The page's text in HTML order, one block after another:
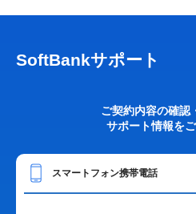
SoftBankサポート
ご契約内容の確認
サポート情報を
スマートフォン携帯電話